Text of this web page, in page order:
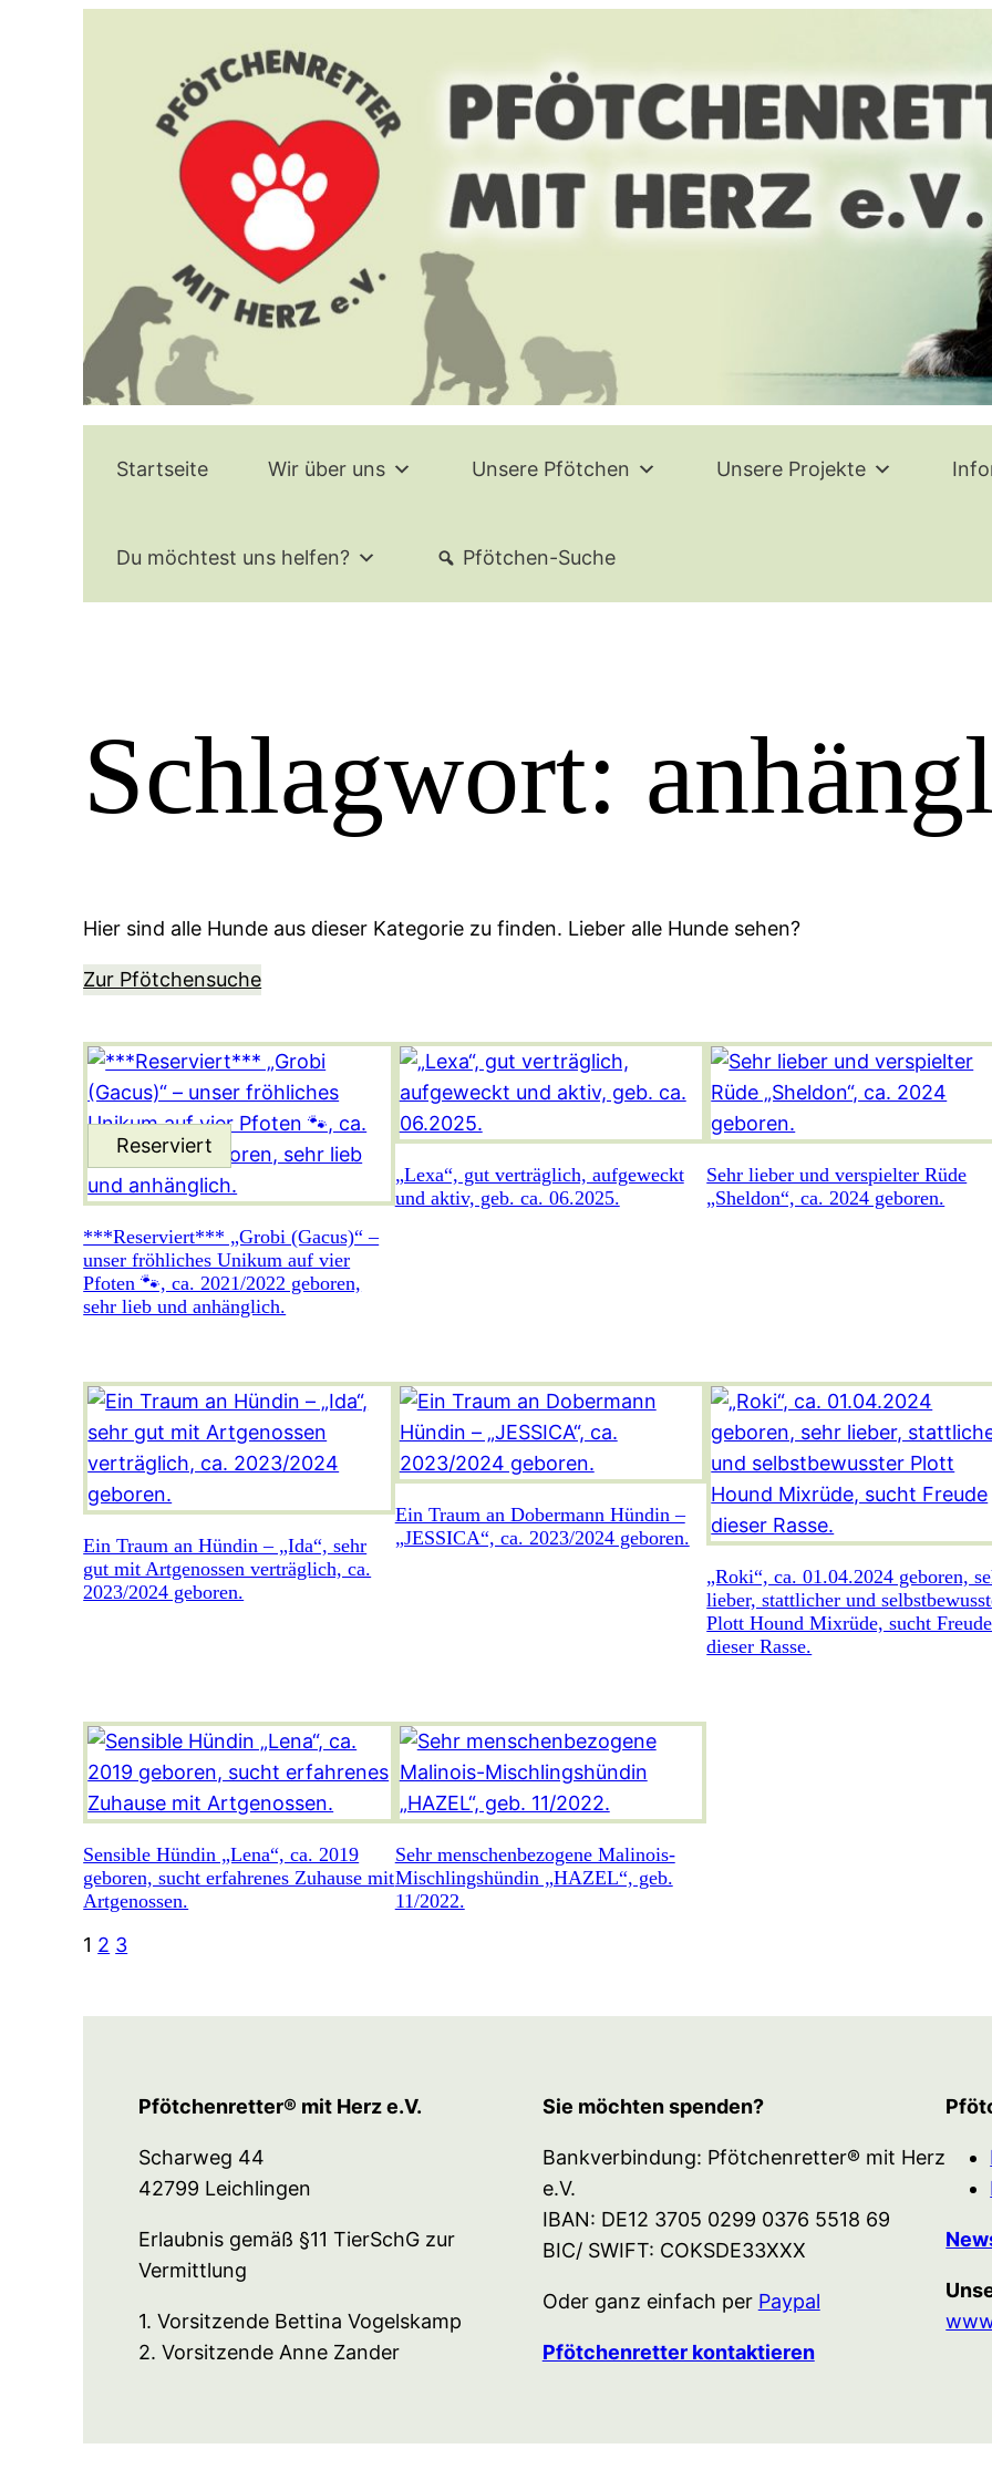
Startseite Wir über uns Unsere Pfötchen Unsere Projekte
Du möchtest uns helfen? Pfötchen-Suche
Schlagwort:
Hier sind alle Hunde aus dieser Kategorie zu finden. Lieber alle Hunde sehen?
Zur Pfötchensuche
***Reserviert*** „Grobi (Gacus)“ –
unser fröhliches Unikum auf vier
Pfoten 🐾, ca. 2021/2022 geboren,
sehr lieb und anhänglich.
„Lexa“, gut verträglich, aufgeweckt
und aktiv, geb. ca. 06.2025.
Sehr lieber und verspielter Rüde
„Sheldon“, ca. 2024 geboren.
Ein Traum an Hündin – „Ida“, sehr
gut mit Artgenossen verträglich, ca.
2023/2024 geboren.
Ein Traum an Dobermann Hündin –
„JESSICA“, ca. 2023/2024 geboren.
„Roki“, ca. 01.04.2024 geboren,
lieber, stattlicher und
Plott Hound Mixrüde, sucht Freude
dieser Rasse.
Sensible Hündin „Lena“, ca. 2019
geboren, sucht erfahrenes Zuhause mit
Artgenossen.
Sehr menschenbezogene Malinois-
Mischlingshündin „HAZEL“, geb.
11/2022.
1 2 3
Pfötchenretter® mit Herz e.V.
Scharweg 44
42799 Leichlingen
Erlaubnis gemäß §11 TierSchG zur
Vermittlung
1. Vorsitzende Bettina Vogelskamp
2. Vorsitzende Anne Zander
Sie möchten spenden?
Bankverbindung: Pfötchenretter® mit Herz
e.V.
IBAN: DE12 3705 0299 0376 5518 69
BIC/ SWIFT: COKSDE33XXX
Oder ganz einfach per Paypal
Pfötchenretter kontaktieren